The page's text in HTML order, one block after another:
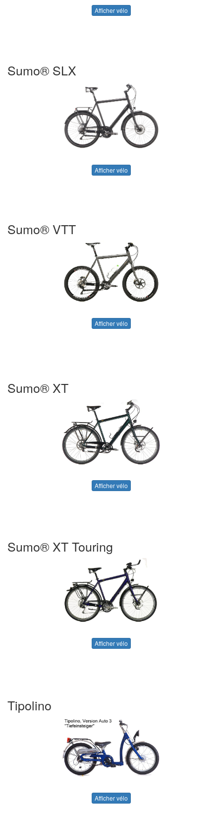
Afficher vélo
Sumo® SLX
Afficher vélo
Sumo® VTT
Afficher vélo
Sumo® XT
Afficher vélo
Sumo® XT Touring
Afficher vélo
Tipolino
Afficher vélo